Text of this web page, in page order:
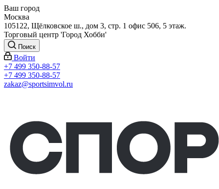
Ваш город
Москва
105122, Щёлковское ш., дом 3, стр. 1 офис 506, 5 этаж.
Торговый центр 'Город Хобби'
Поиск
Войти
+7 499 350-88-57
+7 499 350-88-57
zakaz@sportsimvol.ru